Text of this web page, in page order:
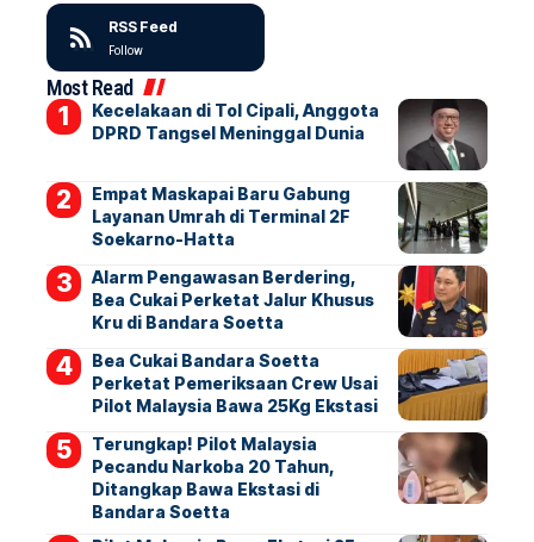
RSS Feed
Follow
Most Read
Kecelakaan di Tol Cipali, Anggota
DPRD Tangsel Meninggal Dunia
Empat Maskapai Baru Gabung
Layanan Umrah di Terminal 2F
Soekarno-Hatta
Alarm Pengawasan Berdering,
Bea Cukai Perketat Jalur Khusus
Kru di Bandara Soetta
Bea Cukai Bandara Soetta
Perketat Pemeriksaan Crew Usai
Pilot Malaysia Bawa 25Kg Ekstasi
Terungkap! Pilot Malaysia
Pecandu Narkoba 20 Tahun,
Ditangkap Bawa Ekstasi di
Bandara Soetta